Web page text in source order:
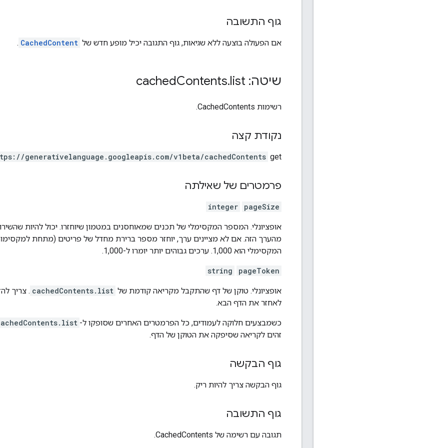
גוף התשובה
אם הפעולה בוצעה ללא שגיאות, גוף התגובה יכיל מופע חדש של CachedContent
.
שיטה: cached Contents.list
רשימות CachedContents.
נקודת קצה
get
/ /generativelanguage.googleapis.com/v1beta/cachedContents
פרמטרים של שאילתה
pageSize
integer
אופציונלי. המספר המקסימלי של תכנים שמאוחסנים במטמון שיוחזרו. יכול להיות
מהערך הזה. אם לא מציינים ערך, יוחזר מספר ברירת מחדל של פריטים (מתחת
המקסימלי הוא 1,000. ערכים גבוהים יותר יומרו ל-1,000.
pageToken
string
אופציונלי. טוקן של דף שהתקבל מקריאה קודמת של cachedContents.list . צריך
לאחזר את הדף הבא.
כשמבצעים חלוקה לעמודים, כל הפרמטרים האחרים שסופקו ל-
זהים לקריאה שסיפקה את הטוקן של הדף.
גוף הבקשה
גוף הבקשה צריך להיות ריק.
גוף התשובה
תגובה עם רשימה של CachedContents.